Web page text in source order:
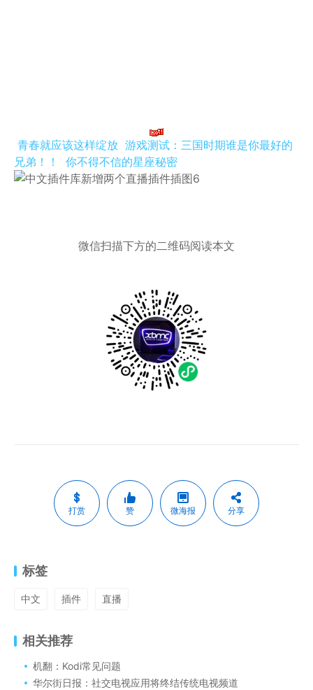
青春就应该这样绽放 游戏测试：三国时期谁是你最好的
兄弟！！
你不得不信的星座秘密
微信扫描下方的二维码阅读本文
打赏 赞 微海报 分享
标签
中文 插件 直播
相关推荐
机翻：Kodi常见问题
华尔街日报：社交电视应用将终结传统电视频道